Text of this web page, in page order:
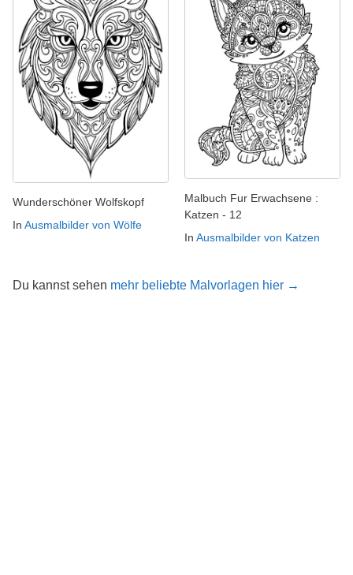
Wunderschöner Wolfskopf
In Ausmalbilder von Wölfe
Malbuch Fur Erwachsene :
Katzen - 12
In Ausmalbilder von Katzen
Du kannst sehen mehr beliebte Malvorlagen hier →